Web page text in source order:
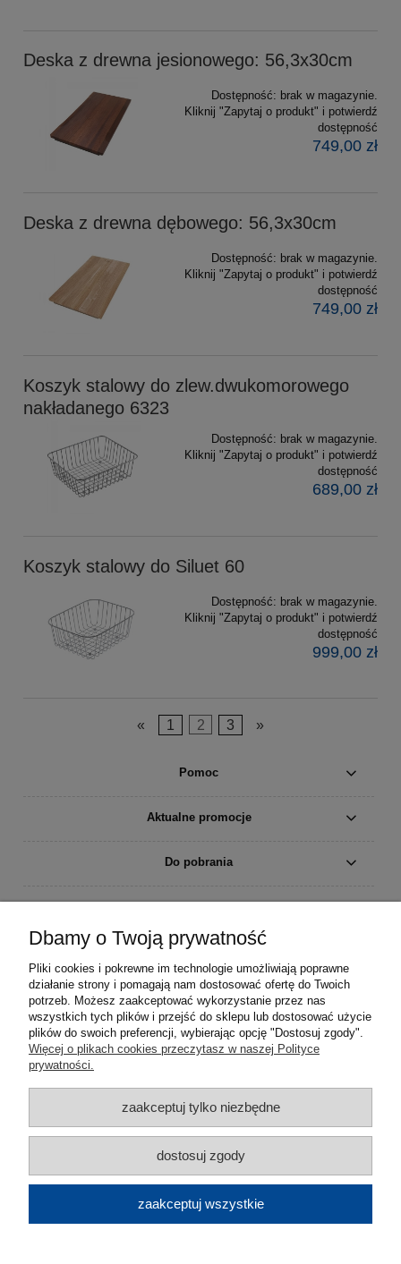
Deska z drewna jesionowego: 56,3x30cm
Dostępność: brak w magazynie.
Kliknij "Zapytaj o produkt" i potwierdź
dostępność
749,00 zł
Deska z drewna dębowego: 56,3x30cm
Dostępność: brak w magazynie.
Kliknij "Zapytaj o produkt" i potwierdź
dostępność
749,00 zł
Koszyk stalowy do zlew.dwukomorowego
nakładanego 6323
Dostępność: brak w magazynie.
Kliknij "Zapytaj o produkt" i potwierdź
dostępność
689,00 zł
Koszyk stalowy do Siluet 60
Dostępność: brak w magazynie.
Kliknij "Zapytaj o produkt" i potwierdź
dostępność
999,00 zł
« 1 2 3 »
Pomoc
Aktualne promocje
Do pobrania
Płatności i dostawa
Informacje
O nas
Dbamy o Twoją prywatność
Pliki cookies i pokrewne im technologie umożliwiają poprawne
działanie strony i pomagają nam dostosować ofertę do Twoich
potrzeb. Możesz zaakceptować wykorzystanie przez nas
wszystkich tych plików i przejść do sklepu lub dostosować użycie
plików do swoich preferencji, wybierając opcję "Dostosuj zgody".
Więcej o plikach cookies przeczytasz w naszej Polityce
prywatności.
zaakceptuj tylko niezbędne
dostosuj zgody
zaakceptuj wszystkie